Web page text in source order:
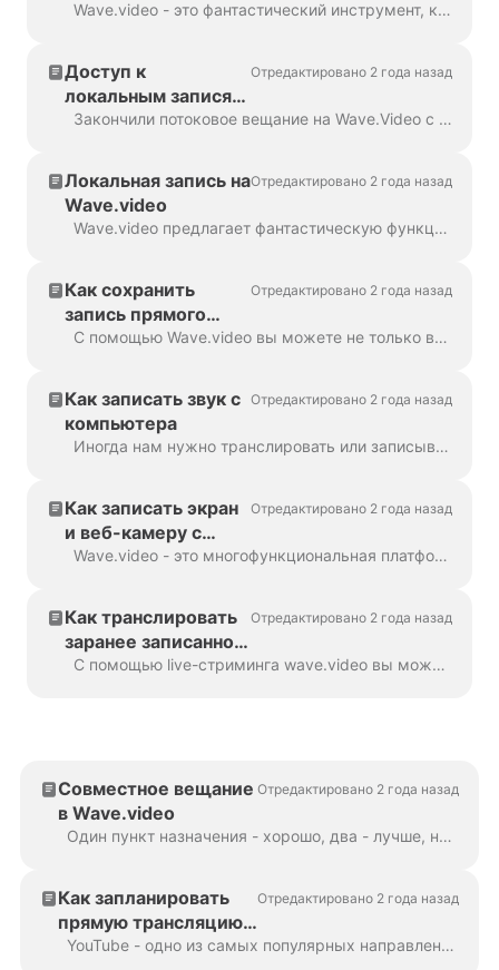
Wave.video
Wave.video - это фантастический инструмент, который помогает не только в редактировании видео, но и в стриминге и создании подкастов. Когда вы создаете аудио или видео ко...
Доступ к
локальным записям
и их использование
Отредактировано 2 года назад
Закончили потоковое вещание на Wave.Video с включенной локальной записью? Отлично! Теперь у вас есть два простых способа использовать записанный контент: 1. Скачать и использовать...
Локальная запись на
Wave.video
Отредактировано 2 года назад
Wave.video предлагает фантастическую функцию: Локальная запись. Она позволяет участникам прямого эфира записывать свои собственные аудио- и видеопотоки прямо на ...
Как сохранить
запись прямого
эфира
Отредактировано 2 года назад
С помощью Wave.video вы можете не только вести идеальные прямые трансляции, но и сохранять, редактировать или загружать их на свой компьютер, когда захотите. Итак, давайте посмотрим, как...
Как записать звук с
компьютера
Отредактировано 2 года назад
Иногда нам нужно транслировать или записывать системный звук. Ни Windows, ни macOS не предоставляют такой возможности из коробки, однако есть способ...
Как записать экран
и веб-камеру с
помощью
Отредактировано 2 года назад
Wave.video - это многофункциональная платформа, которая позволяет не только редактировать видео, создавать миниатюры и транслировать на несколько платформ одновременно, но и...
Как транслировать
заранее записанное
видео
Отредактировано 2 года назад
С помощью live-стриминга wave.video вы можете транслировать заранее записанное видео. Вам не нужно присутствовать в студии, чтобы вручную нажать кнопку Go Live. Чтобы начать...
Совместное вещание
в Wave.video
Отредактировано 2 года назад
Один пункт назначения - хорошо, два - лучше, но что, если бы вы могли охватить не только своих подписчиков, но и гостей? Добро пожаловать в Wave.video с функцией совместной трансляции! ...
Как запланировать
прямую трансляцию
на YouTube
Отредактировано 2 года назад
YouTube - одно из самых популярных направлений потокового вещания. Процесс настройки потока на YouTube с помощью Wave.video ничем не отличается от других...